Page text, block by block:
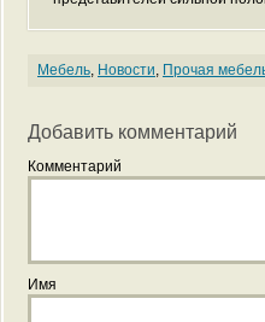
Мебель, Новости, Прочая
Добавить комментарий
Комментарий
Имя